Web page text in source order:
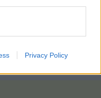
Privacy Policy